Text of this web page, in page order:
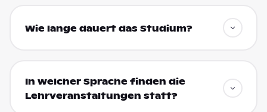
Wie lange dauert das Studium?
In welcher Sprache finden die
Lehrveranstaltungen statt?